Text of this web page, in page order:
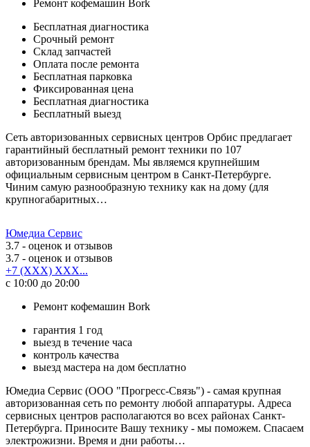
Ремонт кофемашин Bork
Бесплатная диагностика
Срочный ремонт
Cклад запчастей
Оплата после ремонта
Бесплатная парковка
Фиксированная цена
Бесплатная диагностика
Бесплатный выезд
Сеть авторизованных сервисных центров Орбис предлагает
гарантийный бесплатный ремонт техники по 107
авторизованным брендам. Мы являемся крупнейшим
официальным сервисным центром в Санкт-Петербурге.
Чиним самую разнообразную технику как на дому (для
крупногабаритных…
Юмедиа Сервис
3.7 - оценок и отзывов
3.7 - оценок и отзывов
+7 (XXX) XXX...
с 10:00 до 20:00
Ремонт кофемашин Bork
гарантия 1 год
выезд в течение часа
контроль качества
выезд мастера на дом бесплатно
Юмедиа Сервис (ООО "Прогресс-Связь") - самая крупная
авторизованная сеть по ремонту любой аппаратуры. Адреса
сервисных центров располагаются во всех районах Санкт-
Петербурга. Приносите Вашу технику - мы поможем. Спасаем
электрожизни. Время и дни работы…